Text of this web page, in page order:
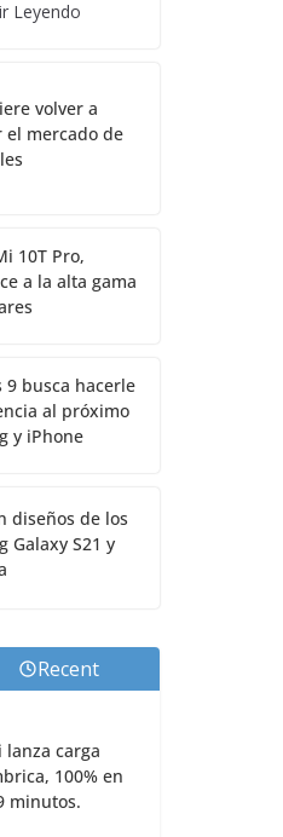
Leyendo
volver a
el mercado de
10T Pro,
a la alta gama
9 busca hacerle
al próximo
y iPhone
diseños de los
Galaxy S21 y
Recent
lanza carga
100% en
minutos.